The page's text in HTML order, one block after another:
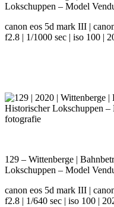
Lokschuppen – Model
canon eos 5d mark III |
f2.8 | 1/1000 sec | iso 100 |
129 – Wittenberge |
Lokschuppen – Model
canon eos 5d mark III |
f2.8 | 1/640 sec | iso 100 |